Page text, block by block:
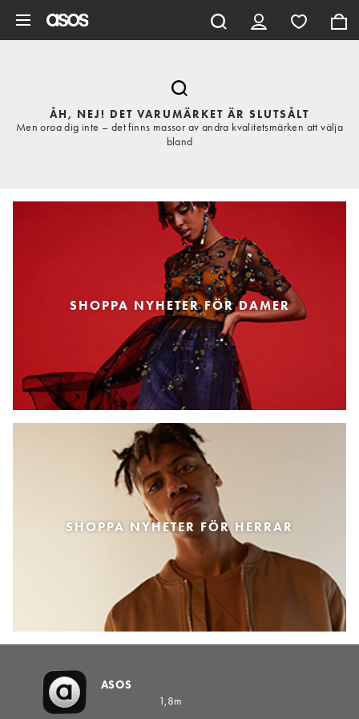
ÅH, NEJ! DET VARUMÄRKET ÄR SLUTSÅLT
Men oroa dig inte – det finns massor av andra kvalitetsmärken att välja
bland
SHOPPA NYHETER FÖR DAMER
SHOPPA NYHETER FÖR HERRAR
ASOS
1,8m